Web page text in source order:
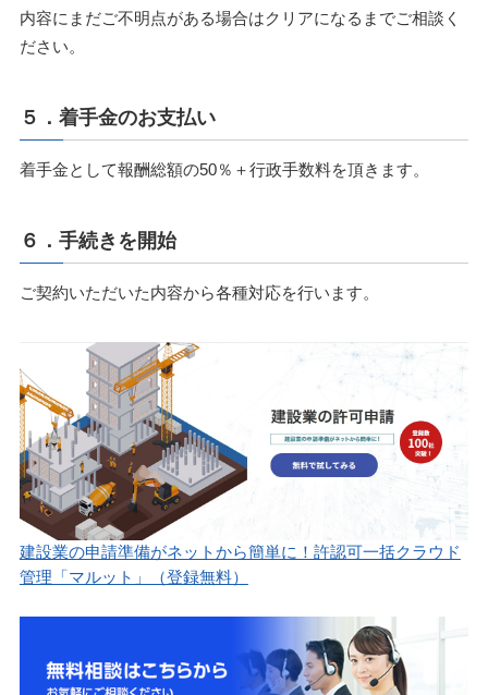
内容にまだご不明点がある場合はクリアになるまでご相談く
ださい。
５．着手金のお支払い
着手金として報酬総額の50％＋行政手数料を頂きます。
６．手続きを開始
ご契約いただいた内容から各種対応を行います。
建設業の申請準備がネットから簡単に！許認可一括クラウド
管理「マルット」（登録無料）